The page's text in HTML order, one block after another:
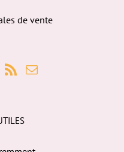
de vente